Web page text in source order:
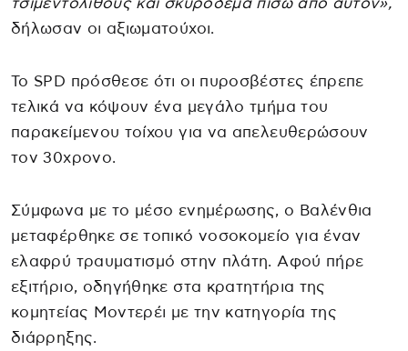
τσιμεντόλιθους και σκυρόδεμα πίσω από αυτόν»,
δήλωσαν οι αξιωματούχοι.
Το SPD πρόσθεσε ότι οι πυροσβέστες έπρεπε
τελικά να κόψουν ένα μεγάλο τμήμα του
παρακείμενου τοίχου για να απελευθερώσουν
τον 30χρονο.
Σύμφωνα με το μέσο ενημέρωσης, ο Βαλένθια
μεταφέρθηκε σε τοπικό νοσοκομείο για έναν
ελαφρύ τραυματισμό στην πλάτη. Αφού πήρε
εξιτήριο, οδηγήθηκε στα κρατητήρια της
κομητείας Μοντερέι με την κατηγορία της
διάρρηξης.